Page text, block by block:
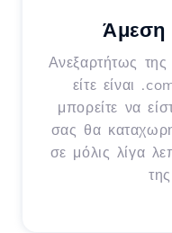
Άμεση
Ανεξαρτήτως
είτε είναι
μπορείτε να
σας θα
σε μόλις λίγα